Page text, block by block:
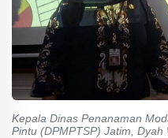
Kepala Dinas Penanaman
Pintu (DPMPTSP) Jatim, Dyah